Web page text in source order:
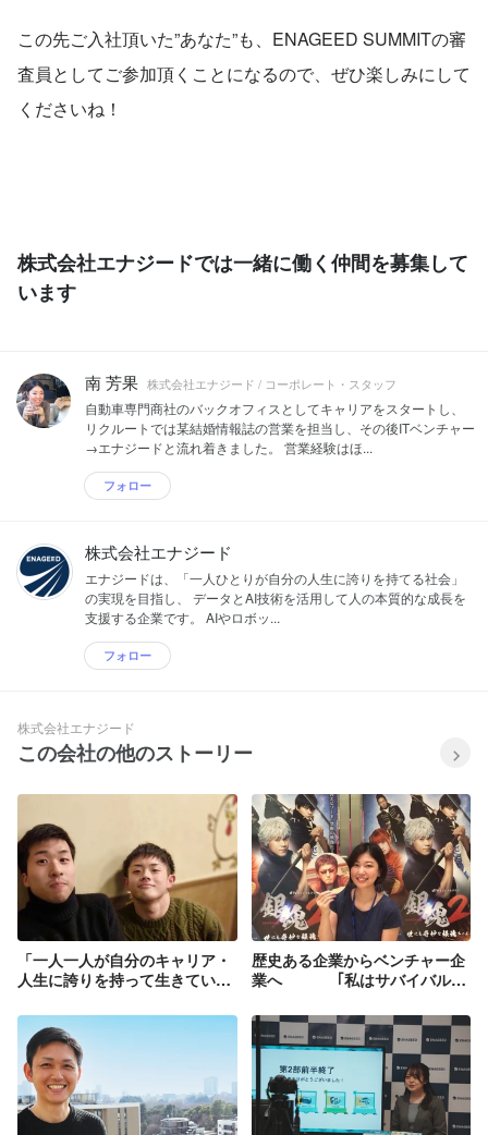
この先ご入社頂いた”あなた”も、ENAGEED SUMMITの審
査員としてご参加頂くことになるので、ぜひ楽しみにして
くださいね！
株式会社エナジードでは一緒に働く仲間を募集して
います
南 芳果 株式会社エナジード / コーポレート・スタッフ
自動車専門商社のバックオフィスとしてキャリアをスタートし、
リクルートでは某結婚情報誌の営業を担当し、その後ITベンチャー
→エナジードと流れ着きました。 営業経験はほ...
フォロー
株式会社エナジード
エナジードは、「一人ひとりが自分の人生に誇りを持てる社会」
の実現を目指し、 データとAI技術を活用して人の本質的な成長を
支援する企業です。 AIやロボッ...
フォロー
株式会社エナジード
この会社の他のストーリー
「一人一人が自分のキャリア・
人生に誇りを持って生きていけ
集VOL.1
歴史ある企業からベンチャー企
業へ ｢私はサバイバルで
途インタビューVol.１】